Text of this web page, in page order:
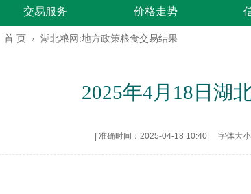
交易服务 价格走势
首 页 › 湖北粮网:地方政策粮食交易结果
2025年4月18日湖
准确时间：2025-04-18 10:40 字体大小